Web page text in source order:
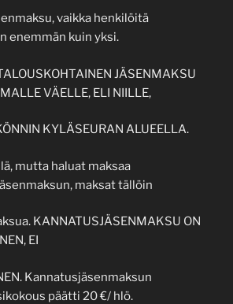
vaikka henkilöitä
enemmän kuin yksi.
JÄSENMAKSU
VÄELLE, ELI NIILLE,
KYLÄSEURAN ALUEELLA.
mutta haluat maksaa
maksat tällöin
KANNATUSJÄSENMAKSU ON
EI
Kannatusjäsenmaksun
päätti 20 €/ hlö.